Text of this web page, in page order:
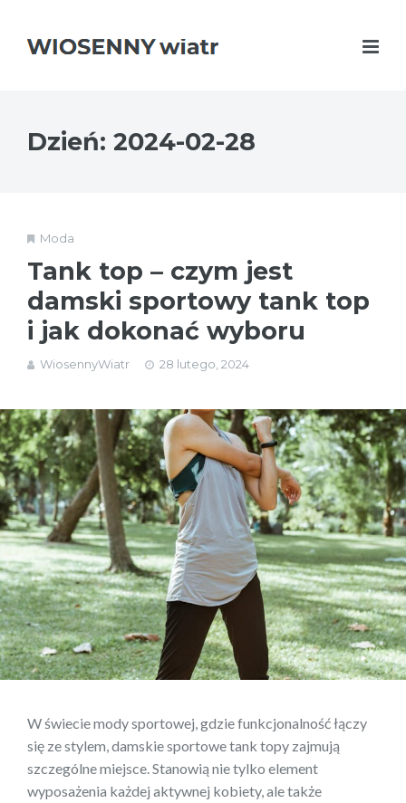
Dzień: 2024-02-28
Moda
Tank top – czym jest
damski sportowy tank top
i jak dokonać wyboru
WiosennyWiatr 28 lutego, 2024
W świecie mody sportowej, gdzie funkcjonalność łączy
się ze stylem, damskie sportowe tank topy zajmują
szczególne miejsce. Stanowią nie tylko element
wyposażenia każdej aktywnej kobiety, ale także